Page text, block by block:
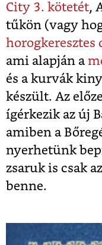
City 3. kötetét,
tűkön (vagy
horogkeresztes
ami alapján a
és a kurvák
készült. Az
ígérkezik az új
amiben a
nyerhetünk
zsaruk is csak
benne.